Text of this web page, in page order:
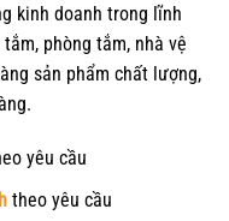
kinh doanh trong lĩnh
phòng tắm, nhà vệ
sản phẩm chất lượng,
yêu cầu
theo yêu cầu